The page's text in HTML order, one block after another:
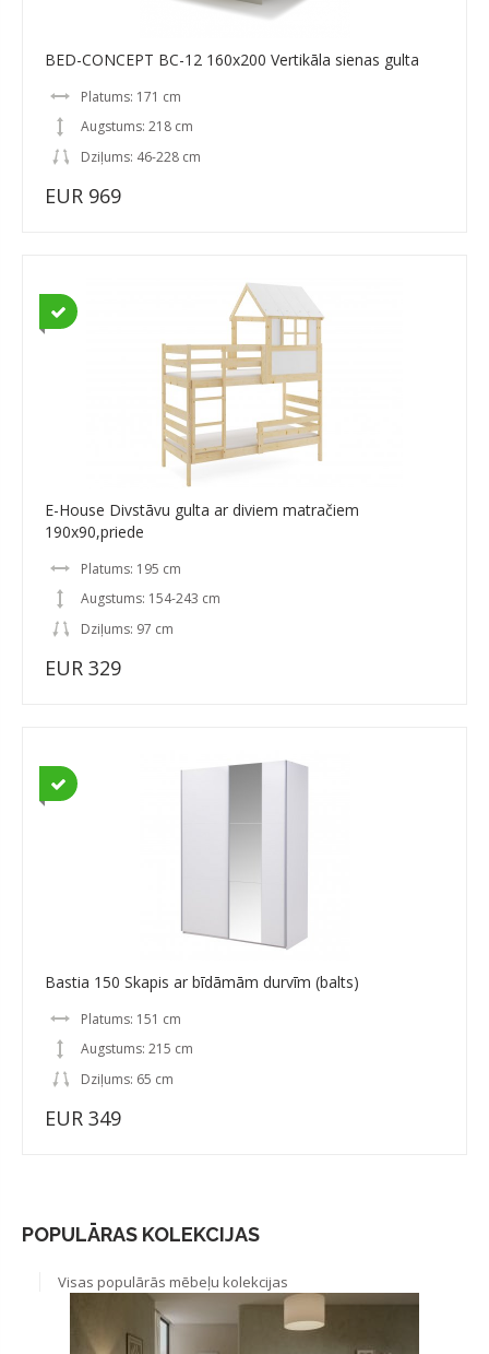
BED-CONCEPT BC-12 160x200 Vertikāla sienas gulta
Platums: 171 cm
Augstums: 218 cm
Dziļums: 46-228 cm
EUR 969
E-House Divstāvu gulta ar diviem matračiem
190x90,priede
Platums: 195 cm
Augstums: 154-243 cm
Dziļums: 97 cm
EUR 329
Bastia 150 Skapis ar bīdāmām durvīm (balts)
Platums: 151 cm
Augstums: 215 cm
Dziļums: 65 cm
EUR 349
POPULĀRAS KOLEKCIJAS
Visas populārās mēbeļu kolekcijas